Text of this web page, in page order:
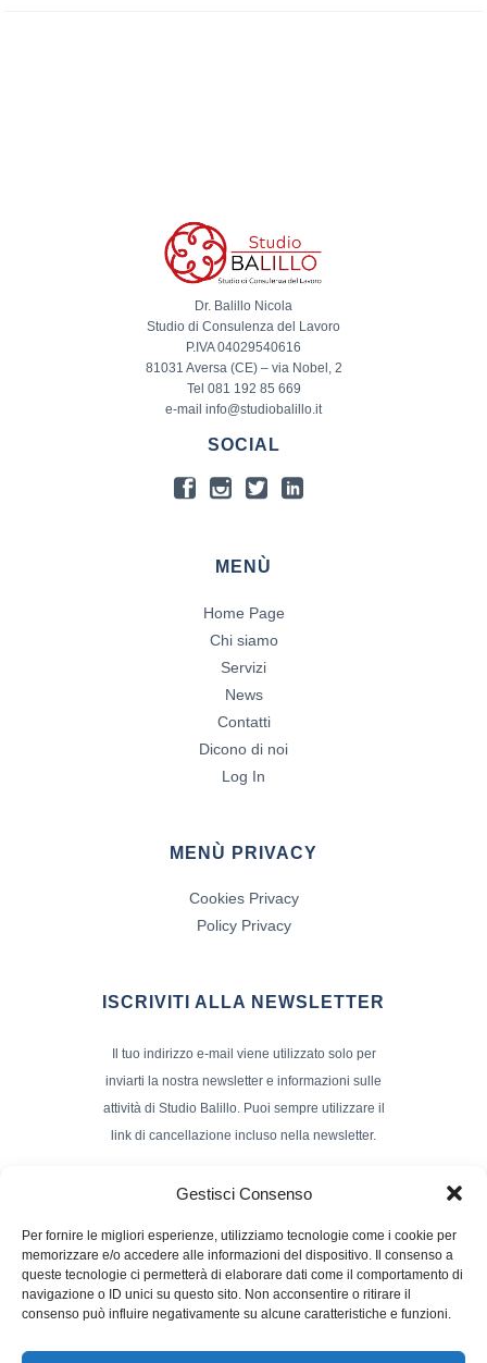
Gestisci Consenso
Per fornire le migliori esperienze, utilizziamo tecnologie come i cookie per
memorizzare e/o accedere alle informazioni del dispositivo. Il consenso a
queste tecnologie ci permetterà di elaborare dati come il comportamento di
navigazione o ID unici su questo sito. Non acconsentire o ritirare il
consenso può influire negativamente su alcune caratteristiche e funzioni.
Dr. Balillo Nicola
Studio di Consulenza del Lavoro
P.IVA 04029540616
81031 Aversa (CE) – via Nobel, 2
Tel 081 192 85 669
e-mail info@studiobalillo.it
SOCIAL
MENÙ
Home Page
Chi siamo
Servizi
News
Contatti
Dicono di noi
Log In
MENÙ PRIVACY
Cookies Privacy
Policy Privacy
ISCRIVITI ALLA NEWSLETTER
Il tuo indirizzo e-mail viene utilizzato solo per
inviarti la nostra newsletter e informazioni sulle
attività di Studio Balillo. Puoi sempre utilizzare il
link di cancellazione incluso nella newsletter.
Nome e Cognome